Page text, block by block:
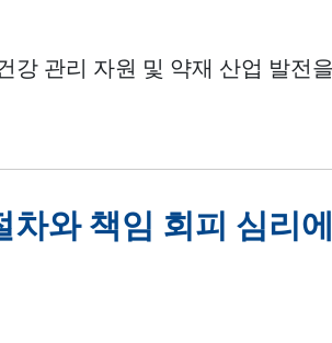
강 관리 자원 및 약재 산업 발전
차와 책임 회피 심리